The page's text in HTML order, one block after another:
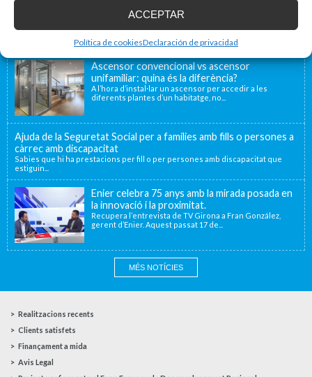
ACCEPTAR
Política de cookiesDeclaración de privacidad
València a una nova ubicació...
Ascensor convencional vs ascensor
unifamiliar: quina és la diferència?
A l’hora d’instal·lar un ascensor per accedir a les
diferents plantes d’un habitatge, no...
Ajuda de la Seguretat Social per a famílies amb fills o persones a
càrrec amb discapacitat
Sabies que hi ha prestacions per fill o per persones amb discapacitat que
estiguin...
Enier celebra 75 anys amb la mirada posada en
la innovació i la proximitat.
Recupera l’entrevista de TV Girona a Fran González,
gerent d’Enier. Aquest passat 17 de...
MÉS NOTÍCIES
Realitzacions recents
Clients satisfets
Finançament a mida
Avis Legal